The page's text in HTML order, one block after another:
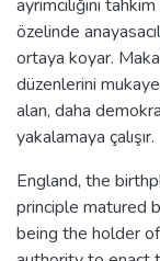
ayrımcılığını
özelinde
ortaya koyar.
düzenlerini
alan, daha
yakalamaya çalışır.
England, the
principle matured
being the holder